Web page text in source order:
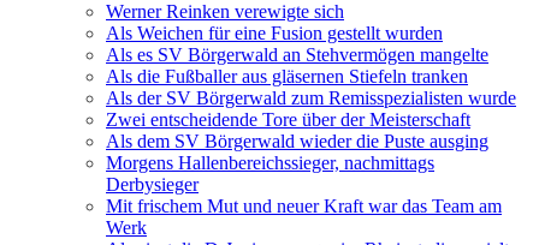
Werner Reinken verewigte sich
Als Weichen für eine Fusion gestellt wurden
Als es SV Börgerwald an Stehvermögen mangelte
Als die Fußballer aus gläsernen Stiefeln tranken
Als der SV Börgerwald zum Remisspezialisten wurde
Zwei entscheidende Tore über der Meisterschaft
Als dem SV Börgerwald wieder die Puste ausging
Morgens Hallenbereichssieger, nachmittags
Derbysieger
Mit frischem Mut und neuer Kraft war das Team am
Werk